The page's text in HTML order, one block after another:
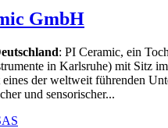
GmbH
: PI Ceramic, ein
in Karlsruhe) mit Sitz
eines der weltweit führenden
und sensorischer...